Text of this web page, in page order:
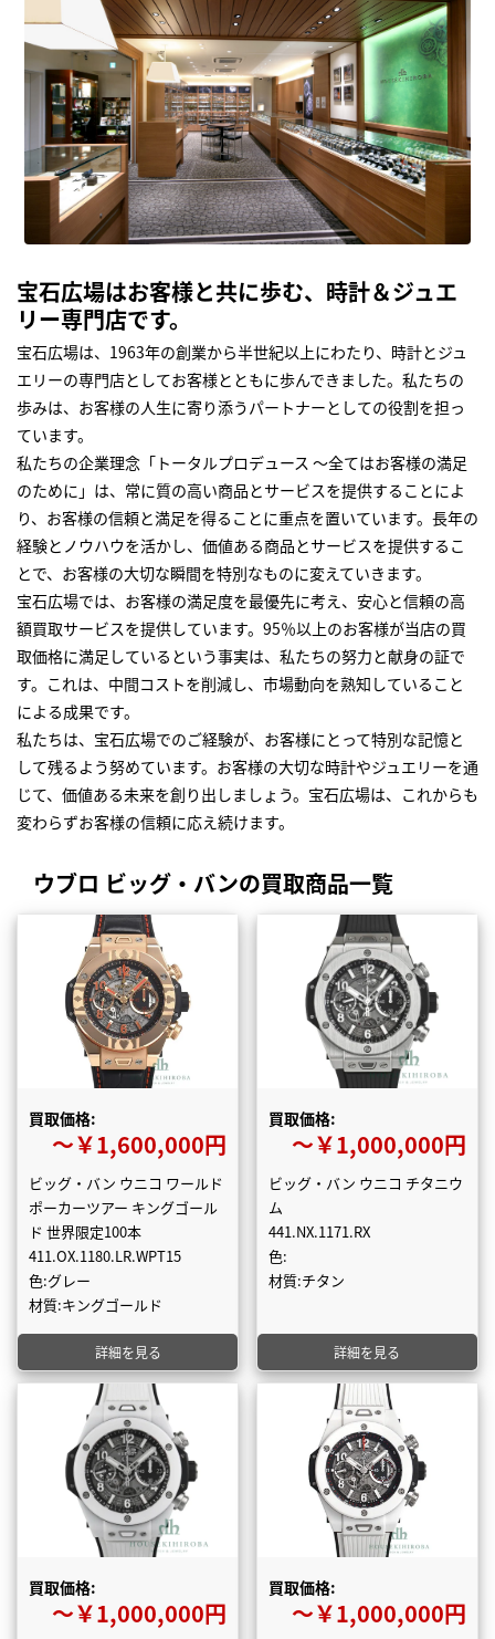
宝石広場はお客様と共に歩む、時計＆ジュエ
リー専門店です。
宝石広場は、1963年の創業から半世紀以上にわたり、時計とジュ
エリーの専門店としてお客様とともに歩んできました。私たちの
歩みは、お客様の人生に寄り添うパートナーとしての役割を担っ
ています。
私たちの企業理念「トータルプロデュース ～全てはお客様の満足
のために」は、常に質の高い商品とサービスを提供することによ
り、お客様の信頼と満足を得ることに重点を置いています。長年の
経験とノウハウを活かし、価値ある商品とサービスを提供するこ
とで、お客様の大切な瞬間を特別なものに変えていきます。
宝石広場では、お客様の満足度を最優先に考え、安心と信頼の高
額買取サービスを提供しています。95％以上のお客様が当店の買
取価格に満足しているという事実は、私たちの努力と献身の証で
す。これは、中間コストを削減し、市場動向を熟知していること
による成果です。
私たちは、宝石広場でのご経験が、お客様にとって特別な記憶と
して残るよう努めています。お客様の大切な時計やジュエリーを通
じて、価値ある未来を創り出しましょう。宝石広場は、これからも
変わらずお客様の信頼に応え続けます。
ウブロ ビッグ・バンの買取商品一覧
買取価格:
〜￥1,600,000円
ビッグ・バン ウニコ ワールド
ポーカーツアー キングゴール
ド 世界限定100本
411.OX.1180.LR.WPT15
色:グレー
材質:キングゴールド
詳細を見る
買取価格:
〜￥1,000,000円
ビッグ・バン ウニコ チタニウ
ム
441.NX.1171.RX
色:
材質:チタン
詳細を見る
買取価格:
〜￥1,000,000円
買取価格:
〜￥1,000,000円